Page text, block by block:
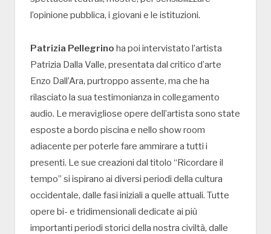
l’opinione pubblica, i giovani e le istituzioni.
Patrizia Pellegrino ha poi intervistato l’artista
Patrizia Dalla Valle, presentata dal critico d’arte
Enzo Dall’Ara, purtroppo assente, ma che ha
rilasciato la sua testimonianza in collegamento
audio. Le meravigliose opere dell’artista sono state
esposte a bordo piscina e nello show room
adiacente per poterle fare ammirare a tutti i
presenti. Le sue creazioni dal titolo “Ricordare il
tempo” si ispirano ai diversi periodi della cultura
occidentale, dalle fasi iniziali a quelle attuali. Tutte
opere bi- e tridimensionali dedicate ai più
importanti periodi storici della nostra civiltà, dalle